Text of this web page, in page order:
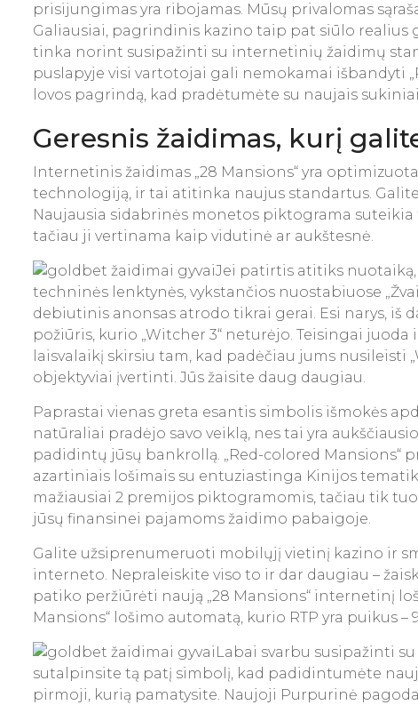
prisijungimas yra ribojamas. Mūsų privalomas
Galiausiai, pagrindinis kazino taip pat siūlo realius
tinka norint susipažinti su internetinių žaidimų
puslapyje visi vartotojai gali nemokamai išbandyti
lovos pagrindą, kad pradėtumėte su naujais
Geresnis žaidimas, kurį
Internetinis žaidimas „28 Mansions“ yra
technologiją, ir tai atitinka naujus standartus.
Naujausia sidabrinės monetos piktograma
tačiau ji vertinama kaip vidutinė ar aukštesnė.
Jei patirtis atitiks
techninės lenktynės, vykstančios nuostabiuose
debiutinis anonsas atrodo tikrai gerai. Esi narys, iš
požiūris, kurio „Witcher 3“ neturėjo. Teisingai
laisvalaikį skirsiu tam, kad padėčiau jums nusileisti
objektyviai įvertinti. Jūs žaisite daug daugiau.
Paprastai vienas greta esantis simbolis išmokės
natūraliai pradėjo savo veiklą, nes tai yra
padidintų jūsų bankrollą. „Red-colored Mansions“
azartiniais lošimais su entuziastinga Kinijos
mažiausiai 2 premijos piktogramomis, tačiau tik
jūsų finansinei pajamoms žaidimo pabaigoje.
Galite užsiprenumeruoti mobilųjį vietinį kazino ir
interneto. Nepraleiskite viso to ir dar daugiau –
patiko peržiūrėti naują „28 Mansions“ internetinį
Mansions“ lošimo automatą, kurio RTP yra puikus –
Labai svarbu susipažinti
sutalpinsite tą patį simbolį, kad padidintumėte
pirmoji, kurią pamatysite. Naujoji Purpurinė